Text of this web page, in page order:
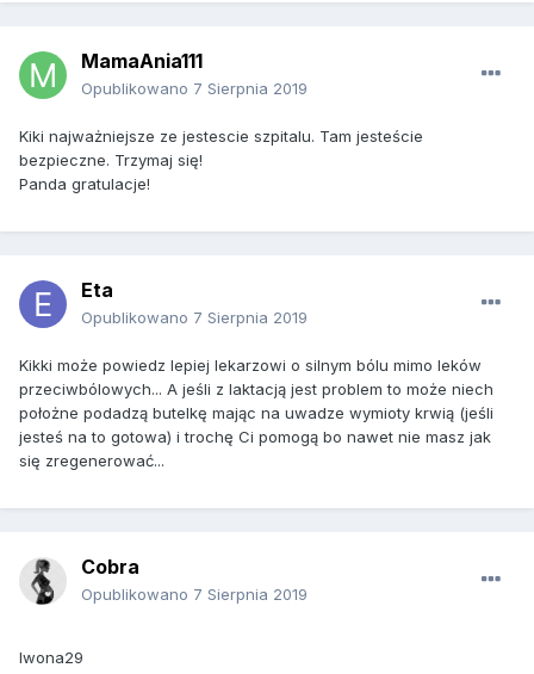
MamaAnia111
Opublikowano 7 Sierpnia 2019
Kiki najważniejsze ze jestescie szpitalu. Tam jesteście
bezpieczne. Trzymaj się!
Panda gratulacje!
Eta
Opublikowano 7 Sierpnia 2019
Kikki może powiedz lepiej lekarzowi o silnym bólu mimo leków
przeciwbólowych... A jeśli z laktacją jest problem to może niech
położne podadzą butelkę mając na uwadze wymioty krwią (jeśli
jesteś na to gotowa) i trochę Ci pomogą bo nawet nie masz jak
się zregenerować...
Cobra
Opublikowano 7 Sierpnia 2019
Iwona29